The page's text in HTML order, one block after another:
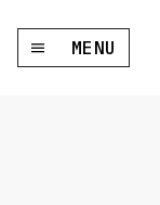
MENU